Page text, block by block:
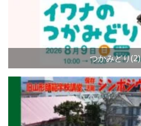
つかみどり(2)